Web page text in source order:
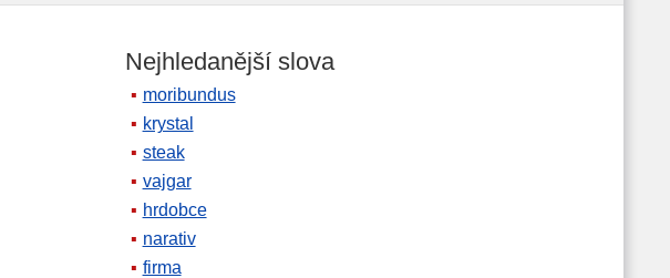
Nejhledanější slova
moribundus
krystal
steak
vajgar
hrdobce
narativ
firma